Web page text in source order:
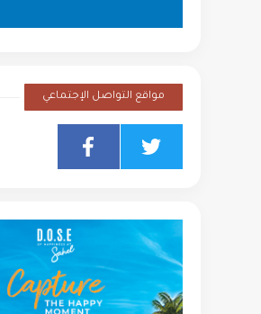
مواقع التواصل الإجتماعي